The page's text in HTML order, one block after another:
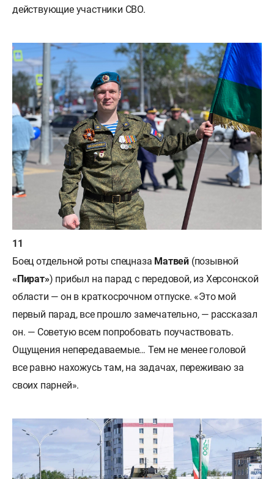
действующие участники СВО.
Боец отдельной роты спецназа Матвей (позывной
« Пират») прибыл на парад с передовой, из Херсонской
области — он в краткосрочном отпуске. «Это мой
первый парад, все прошло замечательно, — рассказал
он. — Советую всем попробовать поучаствовать.
Ощущения непередаваемые… Тем не менее головой
все равно нахожусь там, на задачах, переживаю за
своих парней».